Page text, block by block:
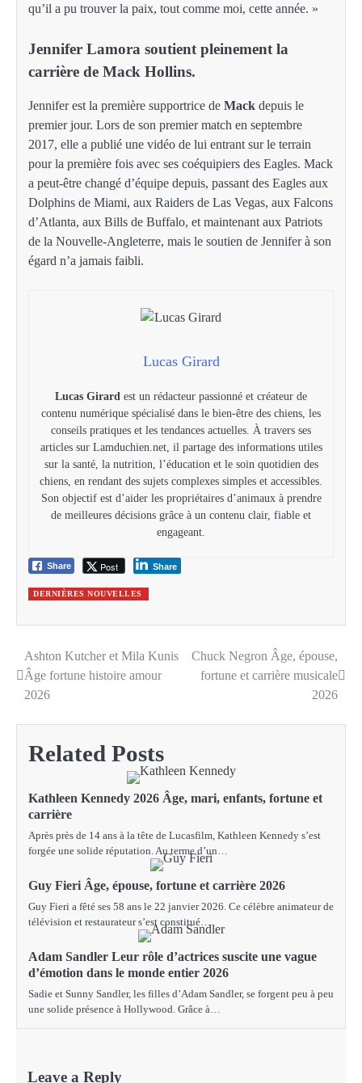
qu’il a pu trouver la paix, tout comme moi, cette année. »
Jennifer Lamora soutient pleinement la
carrière de Mack Hollins.
Jennifer est la première supportrice de Mack depuis le
premier jour. Lors de son premier match en septembre
2017, elle a publié une vidéo de lui entrant sur le terrain
pour la première fois avec ses coéquipiers des Eagles. Mack
a peut-être changé d’équipe depuis, passant des Eagles aux
Dolphins de Miami, aux Raiders de Las Vegas, aux Falcons
d’Atlanta, aux Bills de Buffalo, et maintenant aux Patriots
de la Nouvelle-Angleterre, mais le soutien de Jennifer à son
égard n’a jamais faibli.
Lucas Girard
Lucas Girard est un rédacteur passionné et créateur de
contenu numérique spécialisé dans le bien-être des chiens, les
conseils pratiques et les tendances actuelles. À travers ses
articles sur Lamduchien.net, il partage des informations utiles
sur la santé, la nutrition, l’éducation et le soin quotidien des
chiens, en rendant des sujets complexes simples et accessibles.
Son objectif est d’aider les propriétaires d’animaux à prendre
de meilleures décisions grâce à un contenu clair, fiable et
engageant.
Share Post Share
DERNIÈRES NOUVELLES
Post
navigation
Ashton Kutcher et Mila Kunis
Âge fortune histoire amour
2026
Chuck Negron Âge, épouse,
fortune et carrière musicale
2026
Related Posts
Kathleen Kennedy 2026 Âge, mari, enfants, fortune et
carrière
Après près de 14 ans à la tête de Lucasfilm, Kathleen Kennedy s’est
forgée une solide réputation. Au terme d’un…
Guy Fieri Âge, épouse, fortune et carrière 2026
Guy Fieri a fêté ses 58 ans le 22 janvier 2026. Ce célèbre animateur de
télévision et restaurateur s’est constitué…
Adam Sandler Leur rôle d’actrices suscite une vague
d’émotion dans le monde entier 2026
Sadie et Sunny Sandler, les filles d’Adam Sandler, se forgent peu à peu
une solide présence à Hollywood. Grâce à…
Leave a Reply